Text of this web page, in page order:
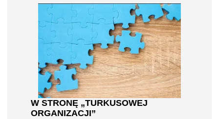
W STRONĘ „TURKUSOWEJ
ORGANIZACJI”